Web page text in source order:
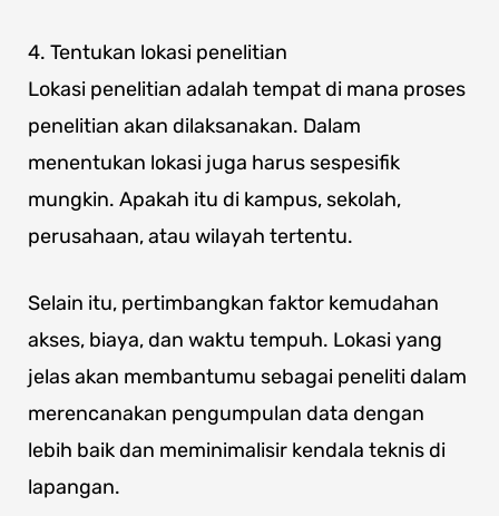
4. Tentukan lokasi penelitian
Lokasi penelitian adalah tempat di mana proses
penelitian akan dilaksanakan. Dalam
menentukan lokasi juga harus sespesifik
mungkin. Apakah itu di kampus, sekolah,
perusahaan, atau wilayah tertentu.
Selain itu, pertimbangkan faktor kemudahan
akses, biaya, dan waktu tempuh. Lokasi yang
jelas akan membantumu sebagai peneliti dalam
merencanakan pengumpulan data dengan
lebih baik dan meminimalisir kendala teknis di
lapangan.